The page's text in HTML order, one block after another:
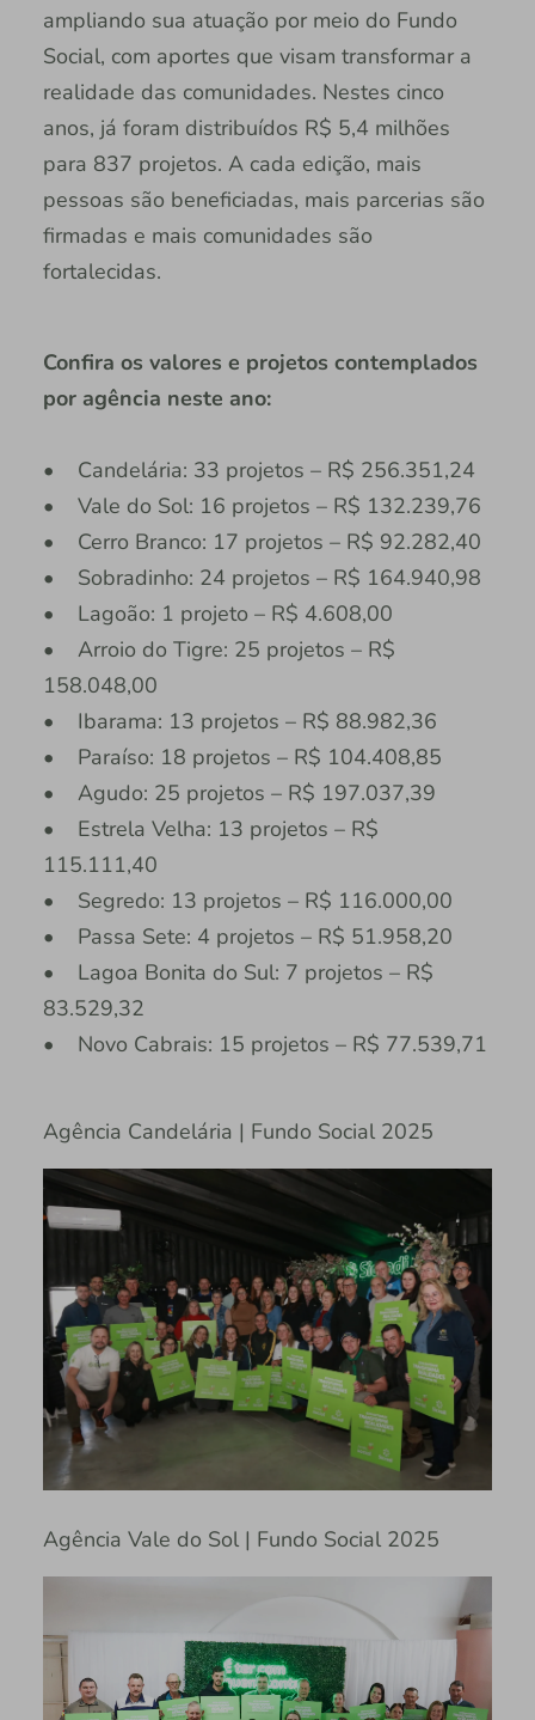
ampliando sua atuação por meio do Fundo
Social, com aportes que visam transformar a
realidade das comunidades. Nestes cinco
anos, já foram distribuídos R$ 5,4 milhões
para 837 projetos. A cada edição, mais
pessoas são beneficiadas, mais parcerias são
firmadas e mais comunidades são
fortalecidas.
Confira os valores e projetos contemplados
por agência neste ano:
• Candelária: 33 projetos – R$ 256.351,24
• Vale do Sol: 16 projetos – R$ 132.239,76
• Cerro Branco: 17 projetos – R$ 92.282,40
• Sobradinho: 24 projetos – R$ 164.940,98
• Lagoão: 1 projeto – R$ 4.608,00
• Arroio do Tigre: 25 projetos – R$
158.048,00
• Ibarama: 13 projetos – R$ 88.982,36
• Paraíso: 18 projetos – R$ 104.408,85
• Agudo: 25 projetos – R$ 197.037,39
• Estrela Velha: 13 projetos – R$
115.111,40
• Segredo: 13 projetos – R$ 116.000,00
• Passa Sete: 4 projetos – R$ 51.958,20
• Lagoa Bonita do Sul: 7 projetos – R$
83.529,32
• Novo Cabrais: 15 projetos – R$ 77.539,71
Agência Candelária | Fundo Social 2025
Agência Vale do Sol | Fundo Social 2025